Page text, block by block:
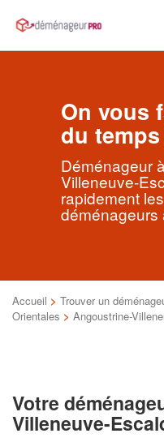
On vous
du
Déménageur
Villeneuve-
rapidement
déménageurs
Accueil > Trouver un
Orientales > Angoustrine-
Votre
Villeneuve-